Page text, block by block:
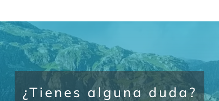
¿Tienes alguna duda?